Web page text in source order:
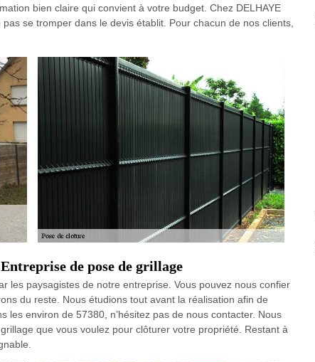
bien claire qui convient à votre budget. Chez DELHAYE
se tromper dans le devis établit. Pour chacun de nos clients,
de pose de grillage
les paysagistes de notre entreprise. Vous pouvez nous confier
du reste. Nous étudions tout avant la réalisation afin de
les environ de 57380, n’hésitez pas de nous contacter. Nous
que vous voulez pour clôturer votre propriété. Restant à